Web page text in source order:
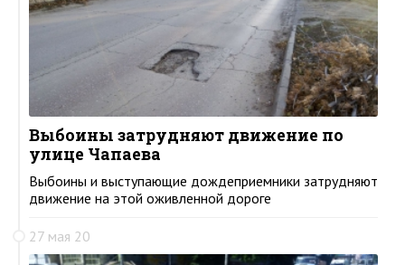
Выбоины затрудняют движение по
улице Чапаева
Выбоины и выступающие дождеприемники затрудняют
движение на этой оживленной дороге
27 мая 20